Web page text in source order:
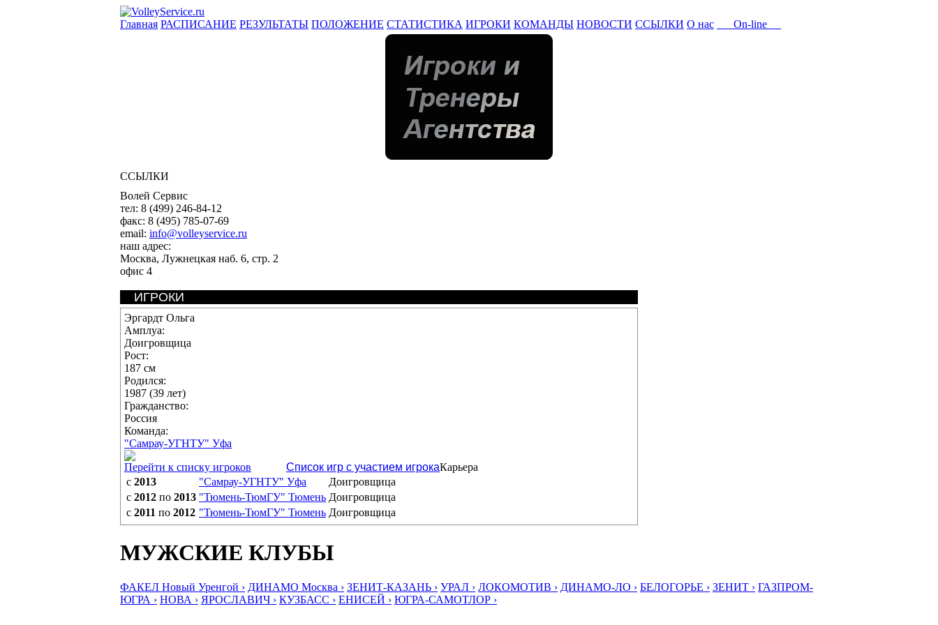
Главная РАСПИСАНИЕ РЕЗУЛЬТАТЫ ПОЛОЖЕНИЕ СТАТИСТИКА ИГРОКИ КОМАНДЫ НОВОСТИ ССЫЛКИ О нас On-line
ССЫЛКИ
Волей Сервис
тел: 8 (499) 246-84-12
факс: 8 (495) 785-07-69
email: info@volleyservice.ru
наш адрес:
Москва, Лужнецкая наб. 6, стр. 2
офис 4
ИГРОКИ
Эргардт Ольга
Амплуа:
Доигровщица
Рост:
187 см
Родился:
1987 (39 лет)
Гражданство:
Россия
Команда:
"Самрау-УГНТУ" Уфа
Перейти к списку игроков
Список игр с участием игрокаКарьера
с 2013 "Самрау-УГНТУ" Уфа
Доигровщица
с 2012 по 2013 "Тюмень-ТюмГУ" Тюмень Доигровщица
с 2011 по 2012 "Тюмень-ТюмГУ" Тюмень Доигровщица
МУЖСКИЕ КЛУБЫ
ФАКЕЛ Новый Уренгой › ДИНАМО Москва › ЗЕНИТ-КАЗАНЬ › УРАЛ › ЛОКОМОТИВ › ДИНАМО-ЛО › БЕЛОГОРЬЕ › ЗЕНИТ › ГАЗПРОМ-
ЮГРА › НОВА › ЯРОСЛАВИЧ › КУЗБАСС › ЕНИСЕЙ › ЮГРА-САМОТЛОР ›